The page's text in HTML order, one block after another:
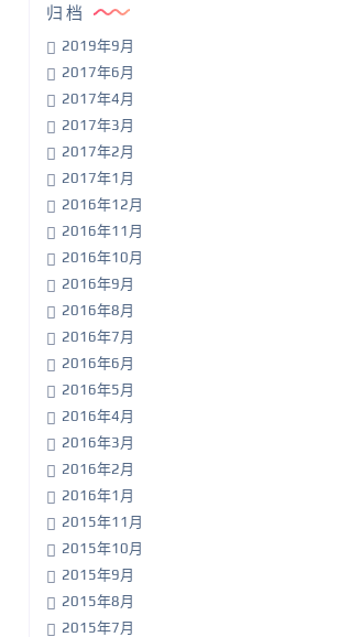
归档
2019年9月
2017年6月
2017年4月
2017年3月
2017年2月
2017年1月
2016年12月
2016年11月
2016年10月
2016年9月
2016年8月
2016年7月
2016年6月
2016年5月
2016年4月
2016年3月
2016年2月
2016年1月
2015年11月
2015年10月
2015年9月
2015年8月
2015年7月